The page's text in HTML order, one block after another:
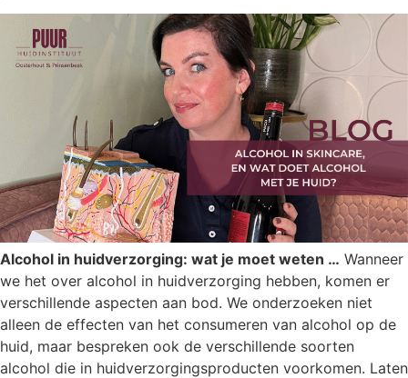
Alcohol in huidverzorging: wat je moet weten … Wanneer
we het over alcohol in huidverzorging hebben, komen er
verschillende aspecten aan bod. We onderzoeken niet
alleen de effecten van het consumeren van alcohol op de
huid, maar bespreken ook de verschillende soorten
alcohol die in huidverzorgingsproducten voorkomen. Laten